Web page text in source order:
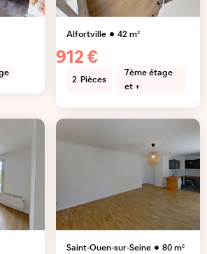
Alfortville 42m²
912 €
2 Pièces
7ème étage
et +
Saint-Ouen-sur-Seine 80m²